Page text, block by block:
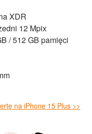
XDR
12 Mpix
/ 512 GB pamięci
na iPhone 15 Plus >>